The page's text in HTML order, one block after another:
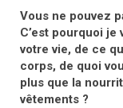
Vous ne pouvez
C’est pourquoi
votre vie, de ce
corps, de quoi
plus que la
vêtements ?